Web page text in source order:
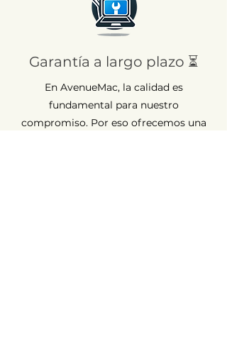
Garantía a largo plazo ⏳
En AvenueMac, la calidad es
fundamental para nuestro
compromiso. Por eso ofrecemos una